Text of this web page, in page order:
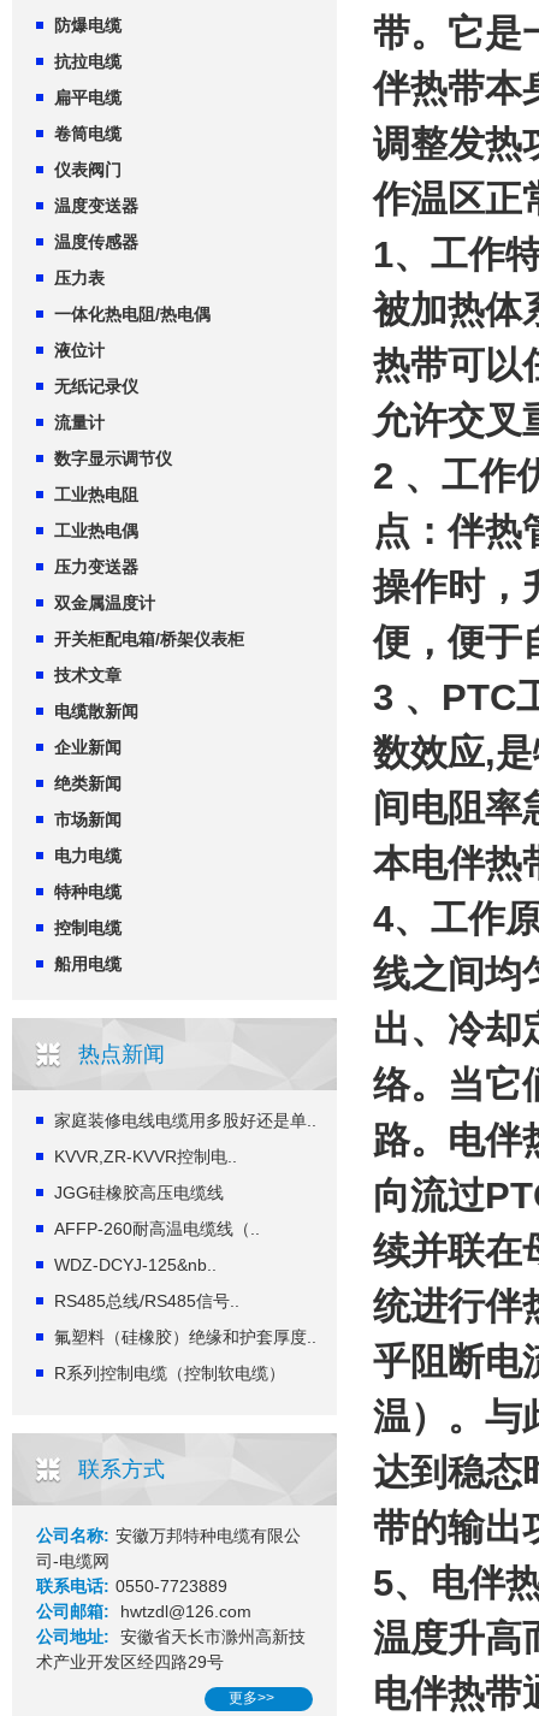
防爆电缆
抗拉电缆
扁平电缆
卷筒电缆
仪表阀门
温度变送器
温度传感器
压力表
一体化热电阻/热电偶
液位计
无纸记录仪
流量计
数字显示调节仪
工业热电阻
工业热电偶
压力变送器
双金属温度计
开关柜配电箱/桥架仪表柜
技术文章
电缆散新闻
企业新闻
绝类新闻
市场新闻
电力电缆
特种电缆
控制电缆
船用电缆
热点新闻
家庭装修电线电缆用多股好还是单..
KVVR,ZR-KVVR控制电..
JGG硅橡胶高压电缆线
AFFP-260耐高温电缆线（..
WDZ-DCYJ-125&nb..
RS485总线/RS485信号..
氟塑料（硅橡胶）绝缘和护套厚度..
R系列控制电缆（控制软电缆）
联系方式
公司名称: 安徽万邦特种电缆有限公
司-电缆网
联系电话: 0550-7723889
公司邮箱:
hwtzdl@126.com
公司地址:
安徽省天长市滁州高新技
术产业开发区经四路29号
更多>>
带。它是
伴热带本
调整发热
作温区正
1、工作
被加热体
热带可以
允许交叉
2 、工作
点：伴热
操作时，
便，便于
3 、PTC
数效应,
间电阻率
本电伴热
4、工作
线之间均
出、冷却
络。当它
路。电伴
向流过
续并联在
统进行伴
乎阻断电
温）。与
达到稳态
带的输出
5、电伴
温度升高
电伴热带